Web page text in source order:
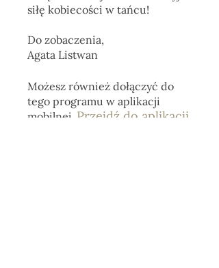
siłę kobiecości w tańcu!
Do zobaczenia,
Agata Listwan
Możesz również dołączyć do
tego programu w aplikacji
mobilnej. Przejdź do aplikacji